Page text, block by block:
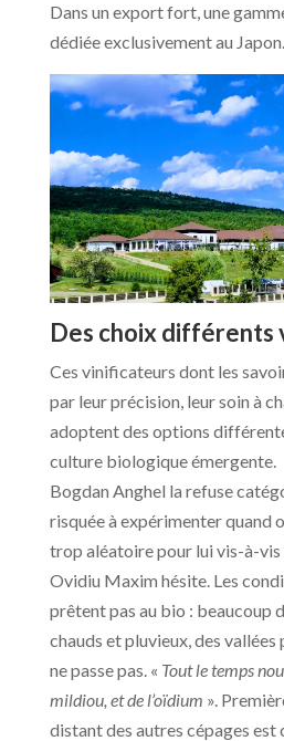
Dans un export fort, une
dédiée exclusivement au Japon.
Des choix différents
Ces vinificateurs dont les
par leur précision, leur soin à
adoptent des options
culture biologique émergente.
Bogdan Anghel la refuse
risquée à expérimenter quand
trop aléatoire pour lui vis-à-vis
Ovidiu Maxim hésite. Les
prêtent pas au bio : beaucoup
chauds et pluvieux, des
ne passe pas. « Tout le temps
mildiou, et de l’oïdium ».
distant des autres cépages est